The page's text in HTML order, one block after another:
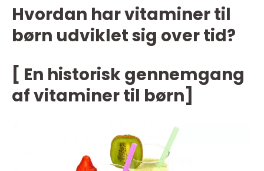
Hvordan har vitaminer til
børn udviklet sig over tid?
[ En historisk gennemgang
af vitaminer til børn]